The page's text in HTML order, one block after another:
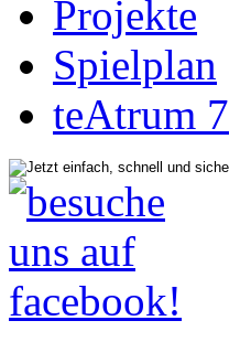
Projekte
Spielplan
teAtrum 7